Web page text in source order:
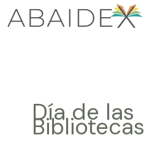
Día de las
Bibliotecas